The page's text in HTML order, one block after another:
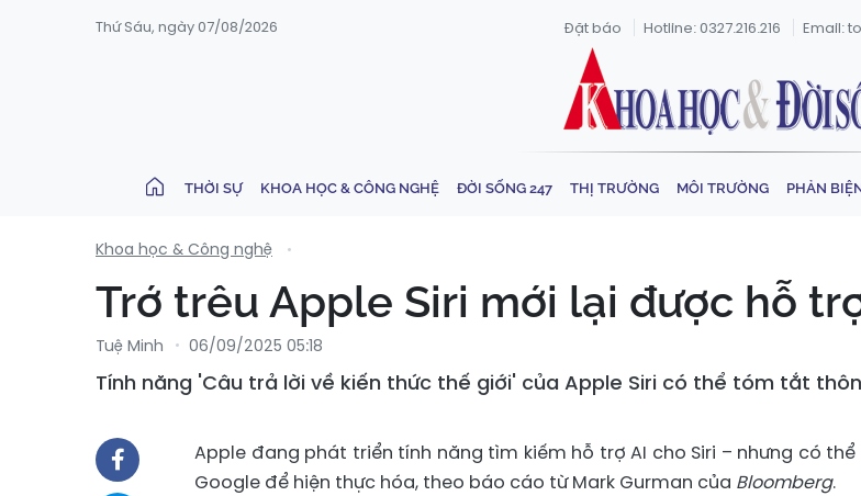
Thứ Sáu, ngày 07/08/2026 Đặt báo Hotline: 0327.216.216 Email:
THỜI SỰ KHOA HỌC & CÔNG NGHỆ ĐỜI SỐNG 247 THỊ TRƯỜNG MÔI TRƯỜNG PHẢN
Khoa học & Công nghệ
Trớ trêu Apple Siri mới lại được hỗ
Tuệ Minh 06/09/2025 05:18
Tính năng 'Câu trả lời về kiến ​​thức thế giới' của Apple Siri có thể tóm tắt
Apple đang phát triển tính năng tìm kiếm hỗ trợ AI cho Siri – nhưng có
Google để hiện thực hóa, theo báo cáo từ Mark Gurman của Bloomberg.